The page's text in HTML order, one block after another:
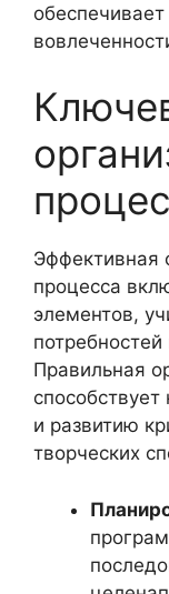
Эффективная
процесса
элементов,
Правильная
и развитию
творческих